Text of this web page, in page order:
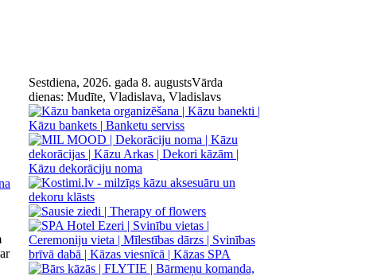
Sestdiena, 2026. gada 8. augustsVārda
dienas: Mudīte, Vladislava, Vladislavs